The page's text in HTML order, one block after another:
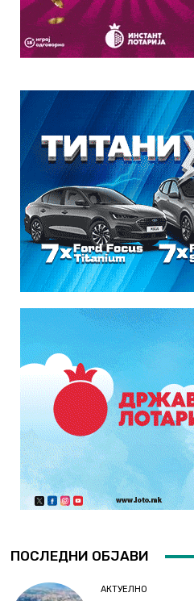
ПОСЛЕДНИ ОБЈАВИ
АКТУЕЛНО